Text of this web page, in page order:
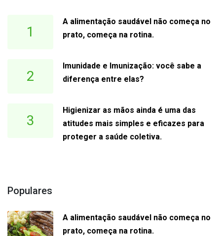
1
A alimentação saudável não começa no
prato, começa na rotina.
2
Imunidade e Imunização: você sabe a
diferença entre elas?
3
Higienizar as mãos ainda é uma das
atitudes mais simples e eficazes para
proteger a saúde coletiva.
Populares
A alimentação saudável não começa no
prato, começa na rotina.